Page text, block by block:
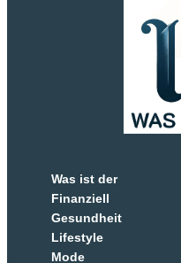
Was ist der
Finanziell
Gesundheit
Lifestyle
Mode